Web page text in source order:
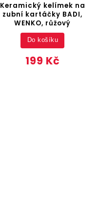
Keramický kelímek na
zubní kartáčky BADI,
WENKO, růžový
199 Kč
Do košíku